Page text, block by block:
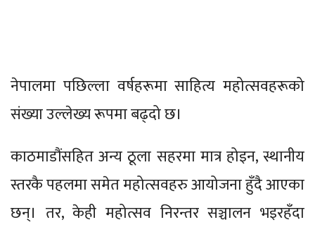
नेपालमा पछिल्ला वर्षहरूमा साहित्य महोत्सवहरूको
संख्या उल्लेख्य रूपमा बढ्दो छ।
काठमाडौंसहित अन्य ठूला सहरमा मात्र होइन, स्थानीय
स्तरकै पहलमा समेत महोत्सवहरु आयोजना हुँदै आएका
छन्। तर, केही महोत्सव निरन्तर सञ्चालन भइरहँदा